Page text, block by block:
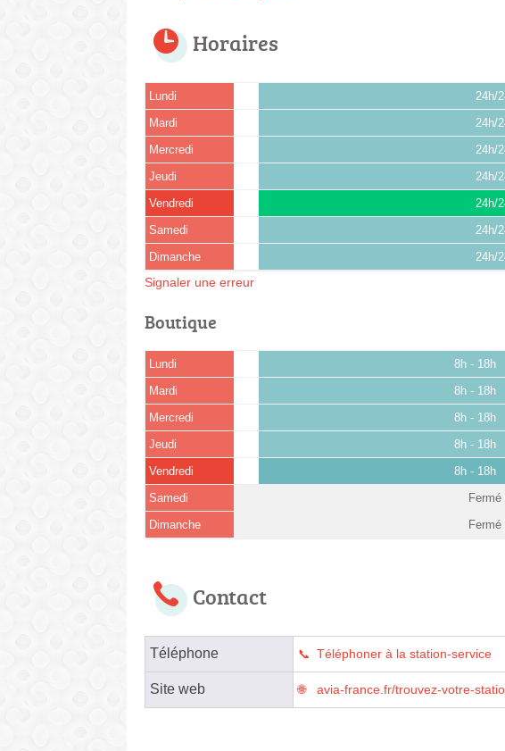
Horaires
Lundi 24h/
Mardi 24h/
Mercredi 24h/
Jeudi 24h/
Vendredi 24h/
Samedi 24h/
Dimanche 24h/
Signaler une erreur
Boutique
Lundi 8h - 18h
Mardi 8h - 18h
Mercredi 8h - 18h
Jeudi 8h - 18h
Vendredi 8h - 18h
Samedi Fermé
Dimanche Fermé
Contact
Téléphone Téléphoner à la station-service
Site web avia-france.fr/trouvez-votre-